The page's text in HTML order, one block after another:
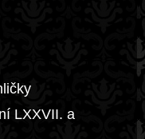
LXXVII. a